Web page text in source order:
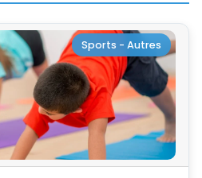
Sports - Autres